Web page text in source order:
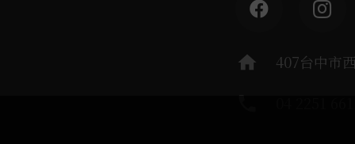
home 407台中市
phone